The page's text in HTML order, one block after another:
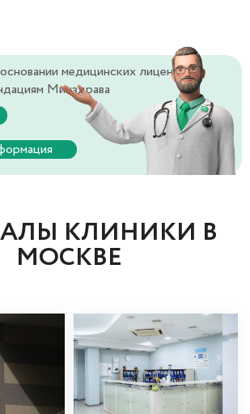
медицинских лицензий и
Минздрава
КЛИНИКИ В
МОСКВЕ